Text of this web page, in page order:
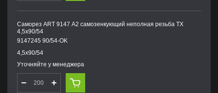
Саморез ART 9147 А2 самозенкующий неполная резьба TX
4,5х90/54
9147245 90/54-OK
4,5х90/54
Уточняйте у менеджера